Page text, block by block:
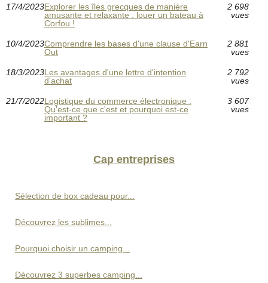
17/4/2023Explorer les îles grecques de manière
amusante et relaxante : louer un bateau à
Corfou !
2 698
vues
10/4/2023Comprendre les bases d'une clause d'Earn
Out
2 881
vues
18/3/2023Les avantages d'une lettre d'intention
d'achat
2 792
vues
21/7/2022Logistique du commerce électronique :
Qu'est-ce que c'est et pourquoi est-ce
important ?
3 607
vues
Cap entreprises
Sélection de box cadeau pour...
Découvrez les sublimes...
Pourquoi choisir un camping...
Découvrez 3 superbes camping...